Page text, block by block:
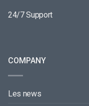
24/7 Support
COMPANY
Les news